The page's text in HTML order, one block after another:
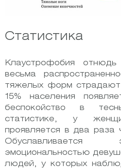
Статистика
Клаустрофобия
весьма
тяжелых форм
15% населения
беспокойство в
статистике, у
проявляется в два раза
эмоциональностью
людей, у которых